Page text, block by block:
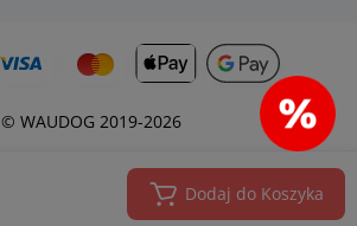
Dodaj do Koszyka
© WAUDOG 2019-2026